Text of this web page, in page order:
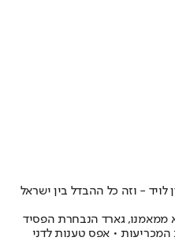
לויד - וזה כל ההבדל בין ישראל
ממאמנו, גארד הנבחרת הפסיד
המכריעות • אפס טענות לדני